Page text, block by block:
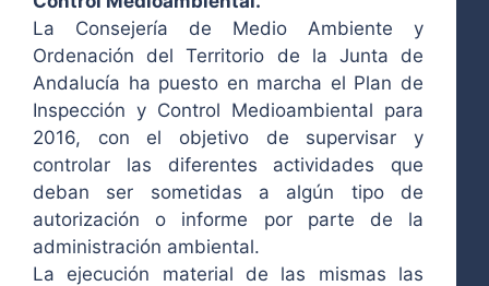
La Consejería de Medio Ambiente y
Ordenación del Territorio de la Junta de
Andalucía ha puesto en marcha el Plan de
Inspección y Control Medioambiental para
2016, con el objetivo de supervisar y
controlar las diferentes actividades que
deban ser sometidas a algún tipo de
autorización o informe por parte de la
administración ambiental.
La ejecución material de las mismas las